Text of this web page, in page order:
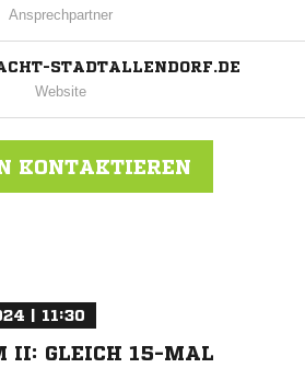
Ansprechpartner
STADTALLENDORF.DE
Website
KONTAKTIEREN
| 11:30
II: GLEICH 15-MAL